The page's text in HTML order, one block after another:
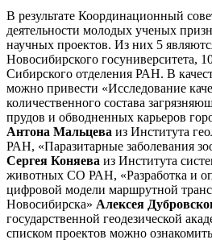
В результате Координационный
деятельности молодых ученых
научных проектов. Из них 5
Новосибирского госуниверситета,
Сибирского отделения РАН. В
можно привести «Исследование
количественного состава
прудов и обводненных карьеров
Антона Мальцева из Института
РАН, «Паразитарные заболевания
Сергея Коняева из Института
животных СО РАН, «Разработка и
цифровой модели маршрутной
Новосибирска» Алексея
государственной геодезической
списком проектов можно